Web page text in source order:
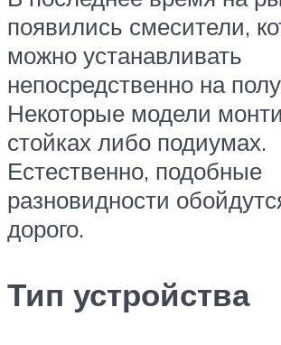
появились смесители,
можно устанавливать
непосредственно на
Некоторые модели
стойках либо подиумах.
Естественно, подобные
разновидности
дорого.
Тип устройства